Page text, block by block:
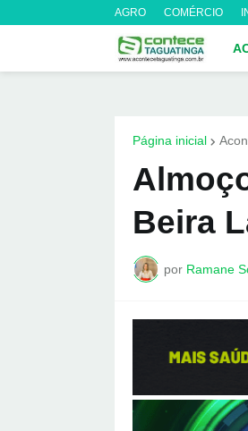
AGRO COMÉRCIO
Página inicial
Beira
por Ramane